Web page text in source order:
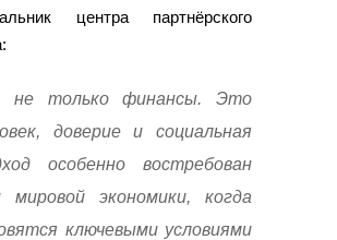
центра партнёрского
не только финансы. Это
доверие и социальная
особенно востребован
экономики, когда
ключевыми условиями